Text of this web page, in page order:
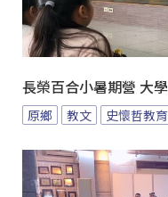
長榮百合小暑期營 大
原鄉 教文 史懷哲教